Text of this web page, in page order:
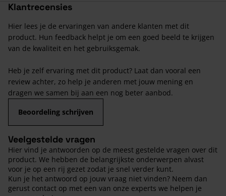
Klantrecensies
Hier lees je de ervaringen van andere klanten met dit
product. Hun feedback helpt je om een goed beeld te krijgen
van de kwaliteit en het gebruiksgemak.
Heb je zelf ervaring met dit product? Laat dan vooral een
review achter, zo help je anderen met jouw mening en
dragen we samen bij aan een nog beter aanbod.
Beoordeling schrijven
Veelgestelde vragen
Hier vind je antwoorden op de meest gestelde vragen over dit
product. We hebben de belangrijkste onderwerpen alvast
voor je op een rij gezet zodat je snel verder kunt.
Kun je het antwoord op jouw vraag niet vinden? Neem dan
gerust contact op met een van onze experts we helpen je